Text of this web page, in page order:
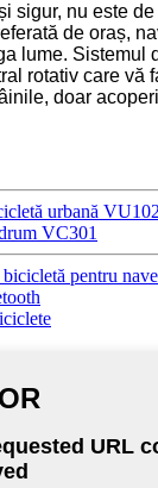
sigur, nu este
de oraș,
lume. Sistemul
rotativ care vă
doar
urbană VU102
VC301
pentru